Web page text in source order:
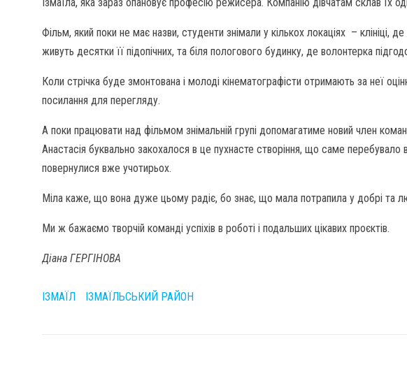
Фільм, який поки не має назви, студенти знімали у кількох локаціях – клініці,
живуть десятки її підопічних, та біля пологового будинку, де волонтерка
Коли стрічка буде змонтована і молоді кінематографісти отримають за неї
посилання для перегляду.
А поки працювати над фільмом знімальній групі допомагатиме новий член
Анастасія буквально закохалося в це пухнасте створіння, що саме перебувало
повернулися вже учотирьох.
Міла каже, що вона дуже цьому радіє, бо знає, що мала потрапила у добрі та
Ми ж бажаємо творчій команді успіхів в роботі і подальших цікавих проєктів.
Діана ГЕРГІНОВА
ІЗМАЇЛ ІЗМАЇЛЬСЬКИЙ РАЙОН